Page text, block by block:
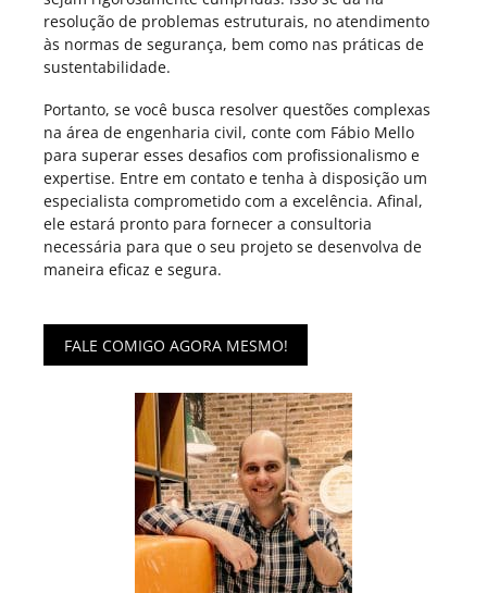
resolução de problemas estruturais, no atendimento
às normas de segurança, bem como nas práticas de
sustentabilidade.
Portanto, se você busca resolver questões complexas
na área de engenharia civil, conte com Fábio Mello
para superar esses desafios com profissionalismo e
expertise. Entre em contato e tenha à disposição um
especialista comprometido com a excelência. Afinal,
ele estará pronto para fornecer a consultoria
necessária para que o seu projeto se desenvolva de
maneira eficaz e segura.
FALE COMIGO AGORA MESMO!